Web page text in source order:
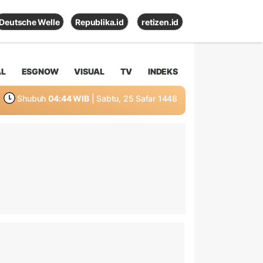
Deutsche Welle Republika.id retizen.id
ESGNOW VISUAL TV INDEKS
Shubuh 04:44 WIB | Sabtu, 25 Safar 1448